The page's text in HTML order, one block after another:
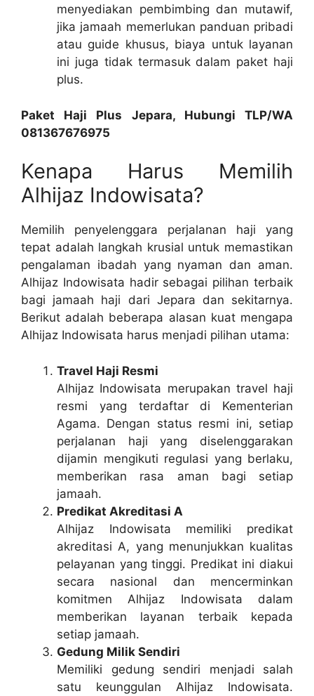
menyediakan pembimbing dan mutawif,
jika jamaah memerlukan panduan pribadi
atau guide khusus, biaya untuk layanan
ini juga tidak termasuk dalam paket haji
plus.
Paket Haji Plus Jepara, Hubungi TLP/WA
081367676975
Kenapa Harus Memilih
Alhijaz Indowisata?
Memilih penyelenggara perjalanan haji yang
tepat adalah langkah krusial untuk memastikan
pengalaman ibadah yang nyaman dan aman.
Alhijaz Indowisata hadir sebagai pilihan terbaik
bagi jamaah haji dari Jepara dan sekitarnya.
Berikut adalah beberapa alasan kuat mengapa
Alhijaz Indowisata harus menjadi pilihan utama:
Travel Haji Resmi
Alhijaz Indowisata merupakan travel haji
resmi yang terdaftar di Kementerian
Agama. Dengan status resmi ini, setiap
perjalanan haji yang diselenggarakan
dijamin mengikuti regulasi yang berlaku,
memberikan rasa aman bagi setiap
jamaah.
Predikat Akreditasi A
Alhijaz Indowisata memiliki predikat
akreditasi A, yang menunjukkan kualitas
pelayanan yang tinggi. Predikat ini diakui
secara nasional dan mencerminkan
komitmen Alhijaz Indowisata dalam
memberikan layanan terbaik kepada
setiap jamaah.
Gedung Milik Sendiri
Memiliki gedung sendiri menjadi salah
satu keunggulan Alhijaz Indowisata.